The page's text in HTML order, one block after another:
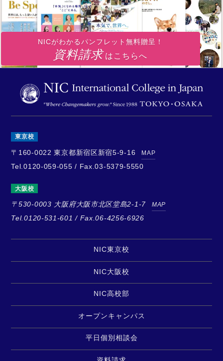
NICがわかるパンフレット無料贈呈！
資料請求 はこちらへ
東京校
〒160-0022 東京都新宿区新宿5-9-16 MAP
Tel.0120-059-055 / Fax.03-5379-5550
大阪校
〒530-0003 大阪府大阪市北区堂島2-1-7 MAP
Tel.0120-531-601 / Fax.06-4256-6926
NIC東京校
NIC大阪校
NIC高校部
オープンキャンパス
平日個別相談会